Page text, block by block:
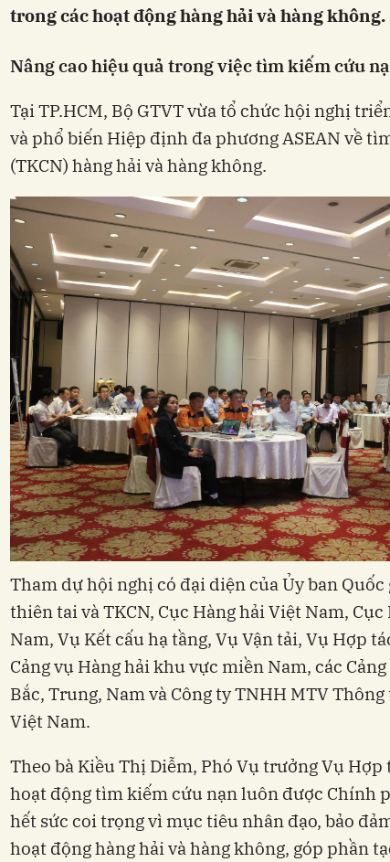
trong các hoạt động hàng hải và hàng không.
Nâng cao hiệu quả trong việc tìm kiếm cứu
Tại TP.HCM, Bộ GTVT vừa tổ chức hội nghị
và phổ biến Hiệp định đa phương ASEAN về
(TKCN) hàng hải và hàng không.
Tham dự hội nghị có đại diện của Ủy ban Quốc
thiên tai và TKCN, Cục Hàng hải Việt Nam,
Nam, Vụ Kết cấu hạ tầng, Vụ Vận tải, Vụ Hợp
Cảng vụ Hàng hải khu vực miền Nam, các
Bắc, Trung, Nam và Công ty TNHH MTV
Việt Nam.
Theo bà Kiều Thị Diễm, Phó Vụ trưởng Vụ Hợp
hoạt động tìm kiếm cứu nạn luôn được Chính
hết sức coi trọng vì mục tiêu nhân đạo, bảo
hoạt động hàng hải và hàng không, góp phần